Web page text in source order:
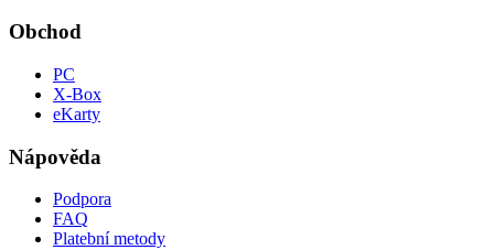
Obchod
PC
X-Box
eKarty
Nápověda
Podpora
FAQ
Platební metody